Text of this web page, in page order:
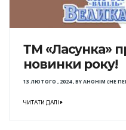
ТМ «Ласунка»
новинки року!
13 ЛЮТОГО , 2024,BYАНОНІМ (НЕ
ЧИТАТИ ДАЛІ